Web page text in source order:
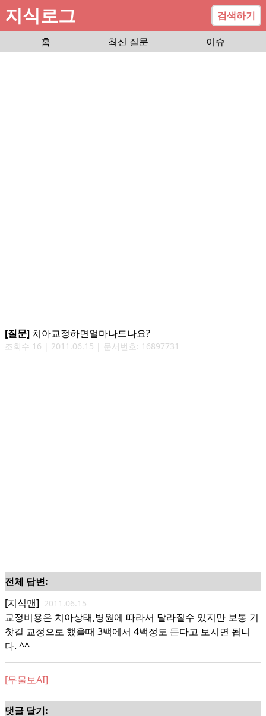
지식로그
검색하기
홈
최신 질문 이슈
[질문] 치아교정하면얼마나드나요?
조회수 16 | 2011.06.15 | 문서번호: 16897731
전체 답변:
[지식맨] 2011.06.15
교정비용은 치아상태,병원에 따라서 달라질수 있지만 보통 기
찻길 교정으로 했을때 3백에서 4백정도 든다고 보시면 됩니
다. ^^
[무물보AI]
댓글 달기: